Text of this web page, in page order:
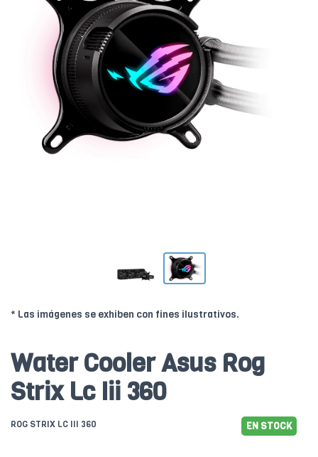
* Las imágenes se exhiben con fines ilustrativos.
Water Cooler Asus Rog
Strix Lc Iii 360
ROG STRIX LC III 360 EN STOCK